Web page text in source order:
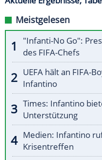
Meistgelesen
"Infanti-No Go":
des FIFA-Chefs
UEFA hält an FIFA-
Infantino
Times: Infantino
Unterstützung
Medien: Infantino
Krisentreffen